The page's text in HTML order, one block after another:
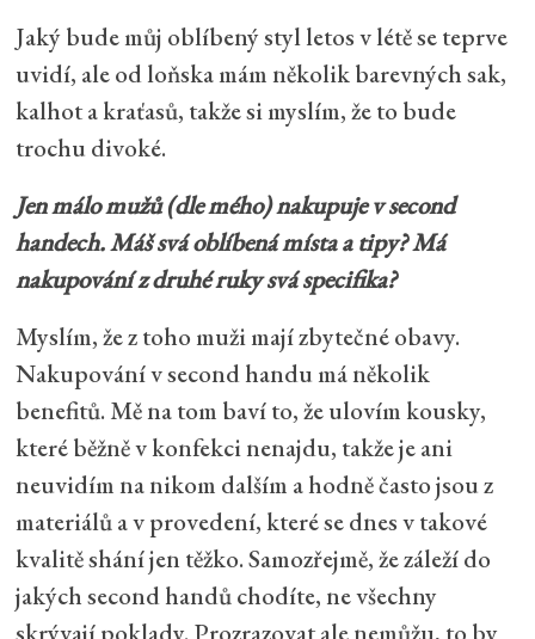
Jaký bude můj oblíbený styl letos v létě se teprve
uvidí, ale od loňska mám několik barevných sak,
kalhot a kraťasů, takže si myslím, že to bude
trochu divoké.
Jen málo mužů (dle mého) nakupuje v second
handech. Máš svá oblíbená místa a tipy? Má
nakupování z druhé ruky svá specifika?
Myslím, že z toho muži mají zbytečné obavy.
Nakupování v second handu má několik
benefitů. Mě na tom baví to, že ulovím kousky,
které běžně v konfekci nenajdu, takže je ani
neuvidím na nikom dalším a hodně často jsou z
materiálů a v provedení, které se dnes v takové
kvalitě shání jen těžko. Samozřejmě, že záleží do
jakých second handů chodíte, ne všechny
skrývají poklady. Prozrazovat ale nemůžu, to by